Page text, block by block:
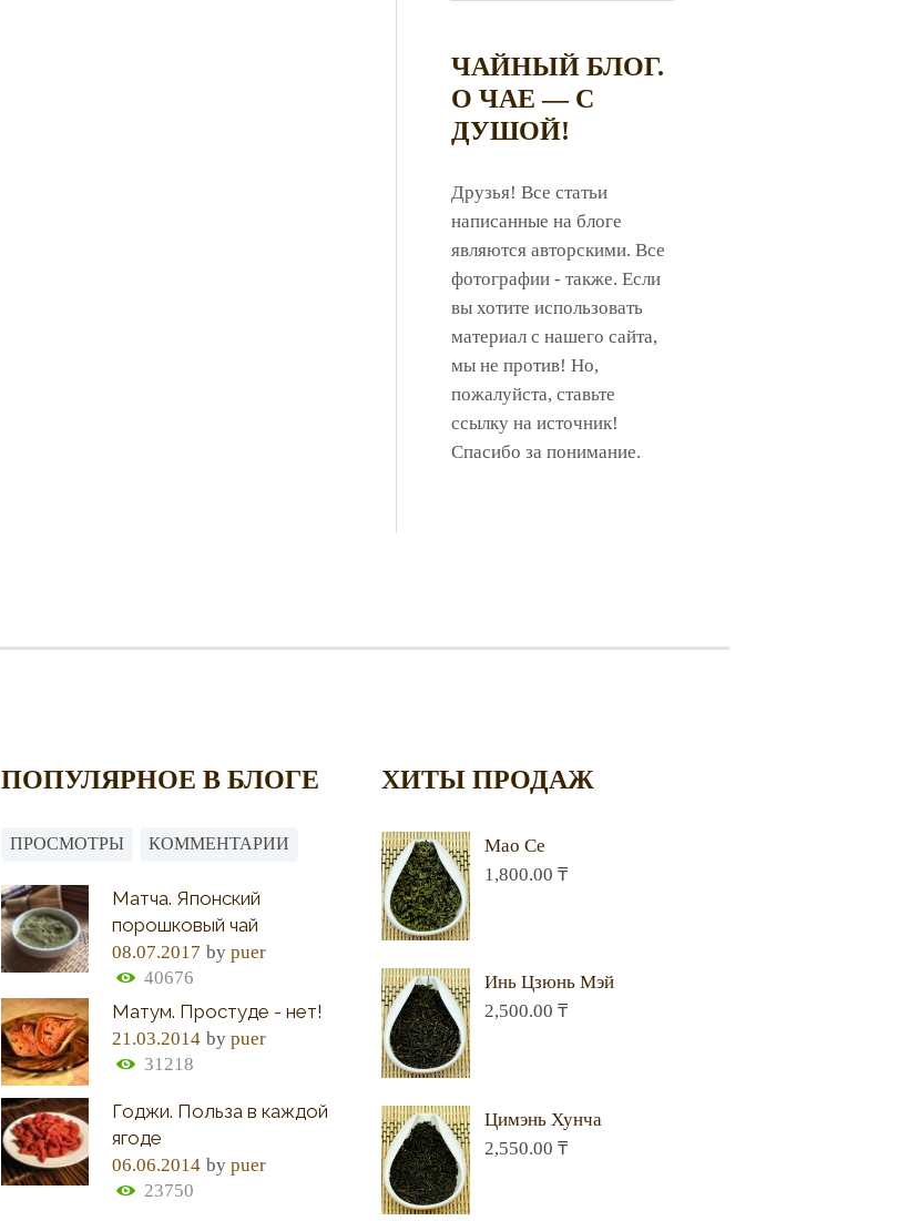
ЧАЙНЫЙ БЛОГ.
О ЧАЕ — С
ДУШОЙ!
Друзья! Все статьи
написанные на блоге
являются авторскими. Все
фотографии - также. Если
вы хотите использовать
материал с нашего сайта,
мы не против! Но,
пожалуйста, ставьте
ссылку на источник!
Спасибо за понимание.
ПОПУЛЯРНОЕ В БЛОГЕ
ПРОСМОТРЫ КОММЕНТАРИИ
Матча. Японский
порошковый чай
08.07.2017 bypuer
40676
Матум. Простуде - нет!
21.03.2014 bypuer
31218
Годжи. Польза в каждой
ягоде
06.06.2014 bypuer
23750
ХИТЫ ПРОДАЖ
Мао Се
1,800.00 ₸
Инь Цзюнь Мэй
2,500.00 ₸
Цимэнь Хунча
2,550.00 ₸